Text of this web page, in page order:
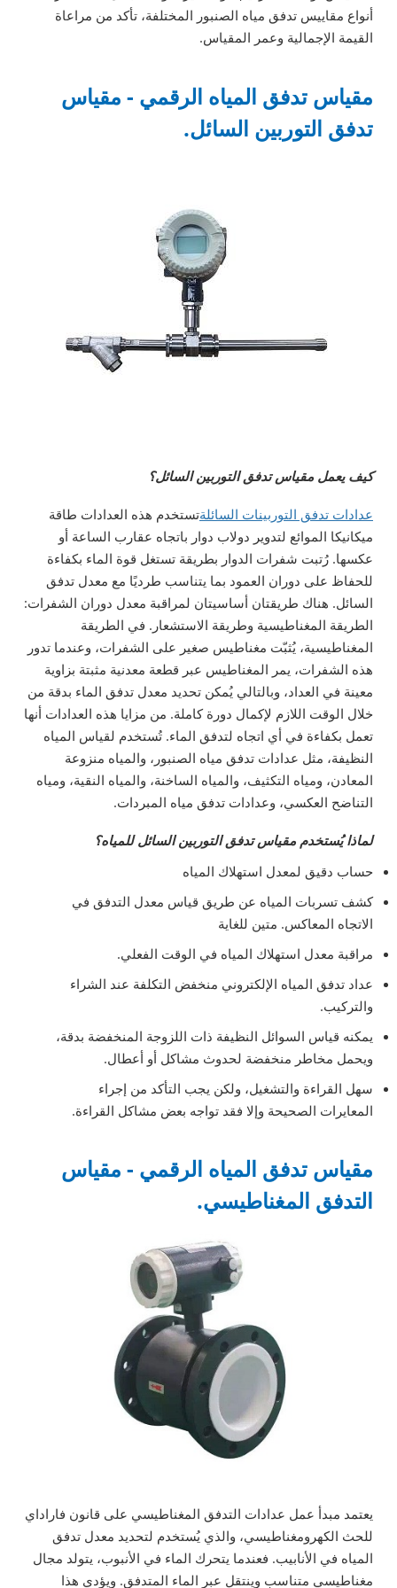
أنواع مقاييس تدفق مياه الصنبور المختلفة، تأكد من مراعاة
القيمة الإجمالية وعمر المقياس.
مقياس تدفق المياه الرقمي - مقياس
تدفق التوربين السائل.
كيف يعمل مقياس تدفق التوربين السائل؟
عدادات تدفق التوربينات السائلةتستخدم هذه العدادات طاقة
ميكانيكا الموائع لتدوير دولاب دوار باتجاه عقارب الساعة أو
عكسها. رُتبت شفرات الدوار بطريقة تستغل قوة الماء بكفاءة
للحفاظ على دوران العمود بما يتناسب طرديًا مع معدل تدفق
السائل. هناك طريقتان أساسيتان لمراقبة معدل دوران الشفرات:
الطريقة المغناطيسية وطريقة الاستشعار. في الطريقة
المغناطيسية، يُثبّت مغناطيس صغير على الشفرات، وعندما تدور
هذه الشفرات، يمر المغناطيس عبر قطعة معدنية مثبتة بزاوية
معينة في العداد، وبالتالي يُمكن تحديد معدل تدفق الماء بدقة من
خلال الوقت اللازم لإكمال دورة كاملة. من مزايا هذه العدادات أنها
تعمل بكفاءة في أي اتجاه لتدفق الماء. تُستخدم لقياس المياه
النظيفة، مثل عدادات تدفق مياه الصنبور، والمياه منزوعة
المعادن، ومياه التكثيف، والمياه الساخنة، والمياه النقية، ومياه
التناضح العكسي، وعدادات تدفق مياه المبردات.
لماذا يُستخدم مقياس تدفق التوربين السائل للمياه؟
حساب دقيق لمعدل استهلاك المياه
كشف تسربات المياه عن طريق قياس معدل التدفق في
الاتجاه المعاكس. متين للغاية
مراقبة معدل استهلاك المياه في الوقت الفعلي.
عداد تدفق المياه الإلكتروني منخفض التكلفة عند الشراء
والتركيب.
يمكنه قياس السوائل النظيفة ذات اللزوجة المنخفضة بدقة،
ويحمل مخاطر منخفضة لحدوث مشاكل أو أعطال.
سهل القراءة والتشغيل، ولكن يجب التأكد من إجراء
المعايرات الصحيحة وإلا فقد تواجه بعض مشاكل القراءة.
مقياس تدفق المياه الرقمي - مقياس
التدفق المغناطيسي.
يعتمد مبدأ عمل عدادات التدفق المغناطيسي على قانون فاراداي
للحث الكهرومغناطيسي، والذي يُستخدم لتحديد معدل تدفق
المياه في الأنابيب. فعندما يتحرك الماء في الأنبوب، يتولد مجال
مغناطيسي متناسب وينتقل عبر الماء المتدفق. ويؤدي هذا